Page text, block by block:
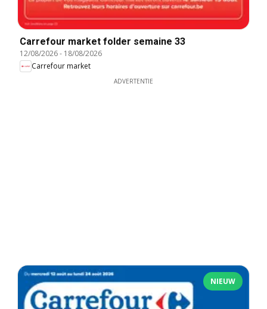
Carrefour market folder semaine 33
12/08/2026- 18/08/2026
Carrefour market
ADVERTENTIE
NIEUW